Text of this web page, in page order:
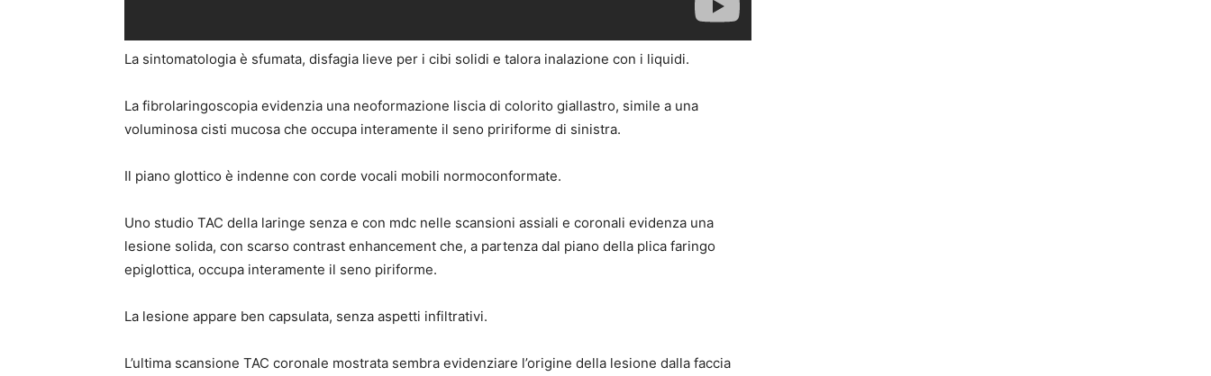
La sintomatologia è sfumata, disfagia lieve per i cibi solidi e talora inalazione con i liquidi.
La fibrolaringoscopia evidenzia una neoformazione liscia di colorito giallastro, simile a una
voluminosa cisti mucosa che occupa interamente il seno pririforme di sinistra.
Il piano glottico è indenne con corde vocali mobili normoconformate.
Uno studio TAC della laringe senza e con mdc nelle scansioni assiali e coronali evidenza una
lesione solida, con scarso contrast enhancement che, a partenza dal piano della plica faringo
epiglottica, occupa interamente il seno piriforme.
La lesione appare ben capsulata, senza aspetti infiltrativi.
L’ultima scansione TAC coronale mostrata sembra evidenziare l’origine della lesione dalla faccia